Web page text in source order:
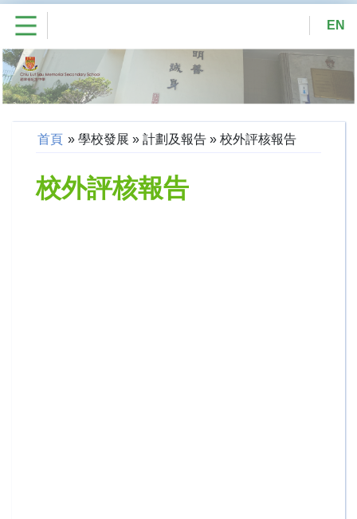
EN
首頁 » 學校發展 » 計劃及報告 » 校外評核報告
校外評核報告